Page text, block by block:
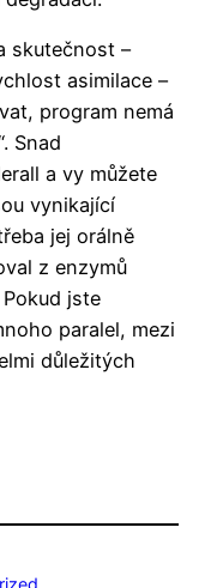
skutečnost –
asimilace –
program nemá
Snad
a vy můžete
vynikající
jej orálně
z enzymů
jste
paralel, mezi
důležitých